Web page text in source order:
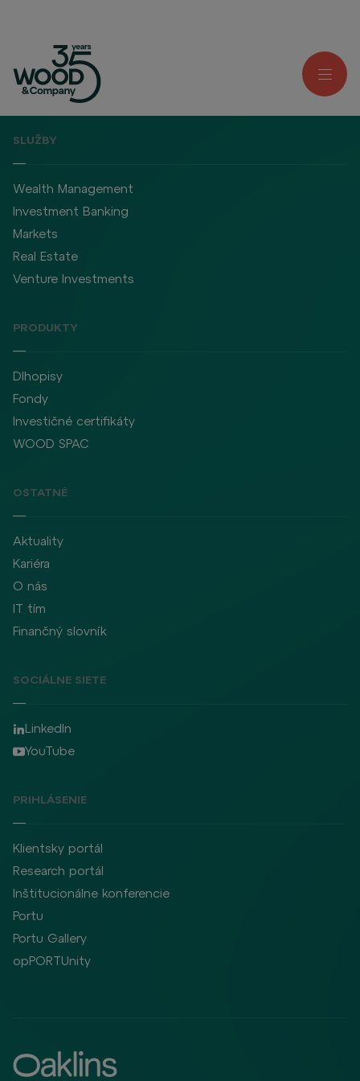
SLUŽBY
Wealth Management
Investment Banking
Markets
Real Estate
Venture Investments
PRODUKTY
Dlhopisy
Fondy
Investičné certifikáty
WOOD SPAC
OSTATNÉ
Aktuality
Kariéra
O nás
IT tím
Finančný slovník
SOCIÁLNE SIETE
LinkedIn
YouTube
PRIHLÁSENIE
Klientsky portál
Research portál
Inštitucionálne konferencie
Portu
Portu Gallery
opPORTUnity